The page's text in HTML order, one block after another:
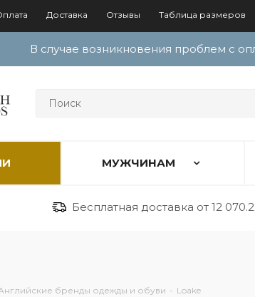
Доставка Отзывы Таблица размеров
В случае возникновения проблем с
МУЖЧИНАМ
Бесплатная доставка от 12
бренды одежды и обуви - Loake